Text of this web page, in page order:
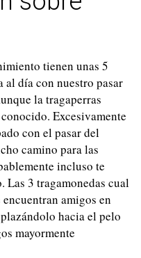
tienen unas 5
al día con nuestro pasar
la tragaperras
Excesivamente
con el pasar del
camino para las
incluso te
Las 3 tragamonedas cual
amigos en
hacia el pelo
mayormente